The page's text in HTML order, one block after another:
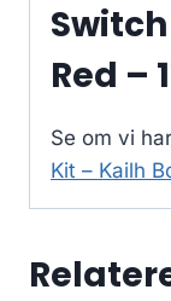
Red –
Se om vi
Kit – Kailh